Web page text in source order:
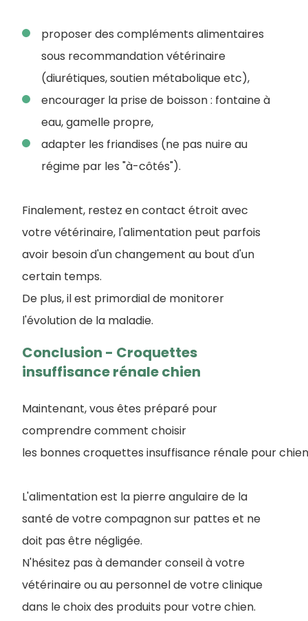
proposer des compléments alimentaires
sous recommandation vétérinaire
(diurétiques, soutien métabolique etc),
encourager la prise de boisson : fontaine à
eau, gamelle propre,
adapter les friandises (ne pas nuire au
régime par les "à-côtés").
Finalement, restez en contact étroit avec
votre vétérinaire, l'alimentation peut parfois
avoir besoin d'un changement au bout d'un
certain temps.
De plus, il est primordial de monitorer
l'évolution de la maladie.
Conclusion - Croquettes
insuffisance rénale chien
Maintenant, vous êtes préparé pour
comprendre comment choisir
les bonnes croquettes insuffisance rénale pour
L'alimentation est la pierre angulaire de la
santé de votre compagnon sur pattes et ne
doit pas être négligée.
N'hésitez pas à demander conseil à votre
vétérinaire ou au personnel de votre clinique
dans le choix des produits pour votre chien.